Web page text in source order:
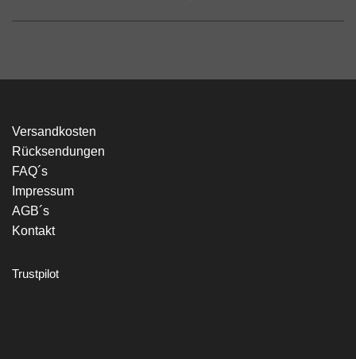
Versandkosten
Rücksendungen
FAQ´s
Impressum
AGB´s
Kontakt
Trustpilot